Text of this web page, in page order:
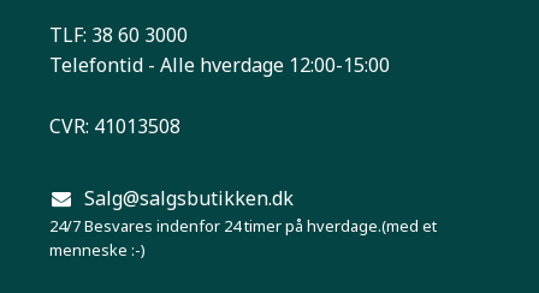
TLF: 38 60 3000
Telefontid - Alle hverdage 12:00-15:00
CVR: 41013508
Salg@salgsbutikken.dk
24/7 Besvares indenfor 24 timer på hverdage.(med et
menneske :-)